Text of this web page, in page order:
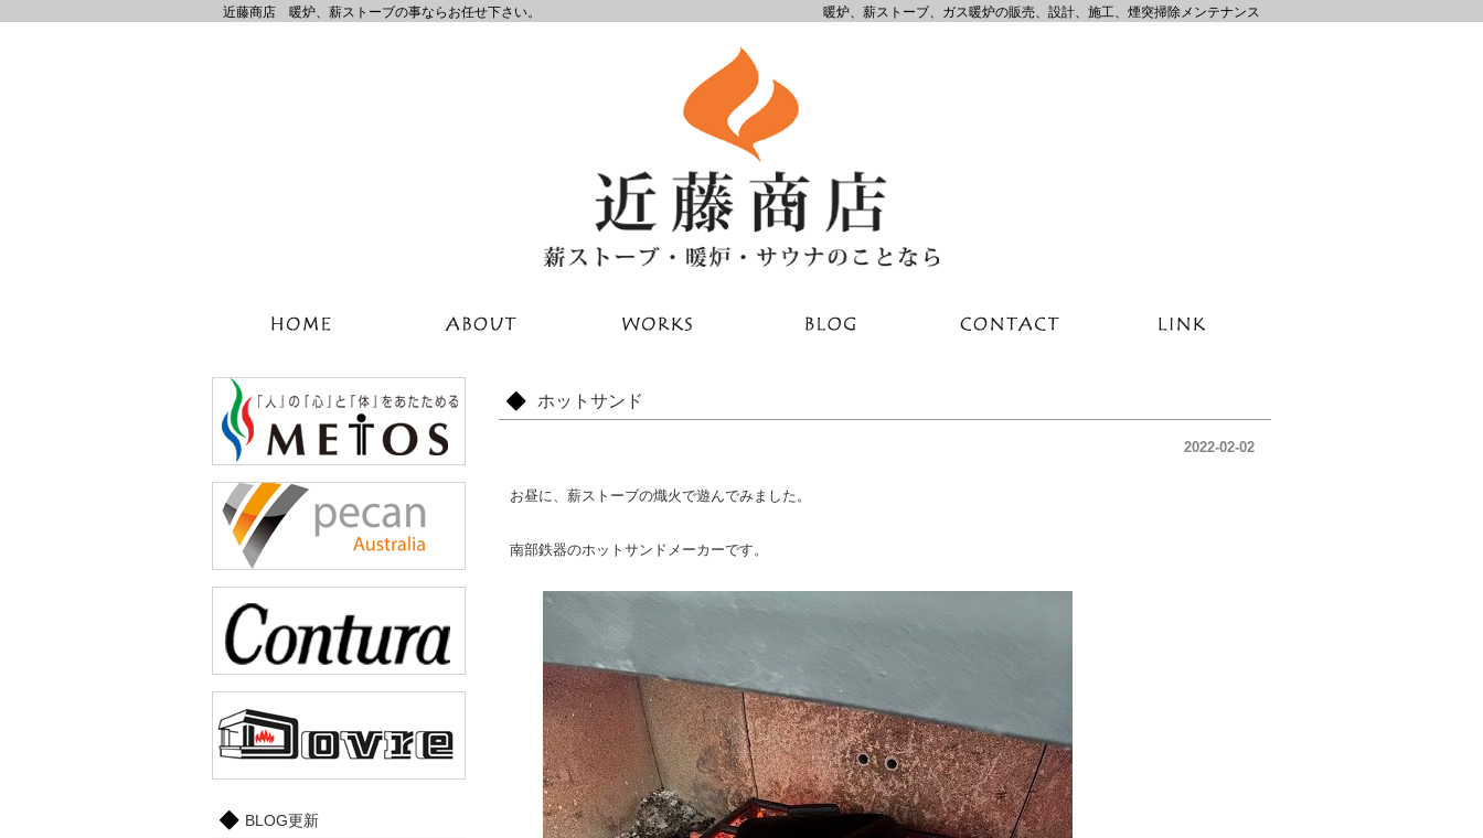
近藤商店 暖炉、薪ストーブの事ならお任せ下さい。 暖炉、薪ストーブ、ガス暖炉の販売、設計、施工、煙突掃除メンテナンス
ホットサンド
2022-02-02
お昼に、薪ストーブの熾火で遊んでみました。
南部鉄器のホットサンドメーカーです。
BLOG更新